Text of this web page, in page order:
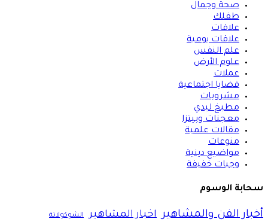
صحة وجمال
طفلك
علاقات
علاقات يومية
علم النفس
علوم الأرض
عملات
قضايا اجتماعية
مشروبات
مطبخ ليدي
معجنات وبيتزا
مقالات علمية
منوعات
مواضيع دينية
وجبات خفيفة
الوسوم
الفن والمشاهير اخبار المشاهير الشوكولاتة